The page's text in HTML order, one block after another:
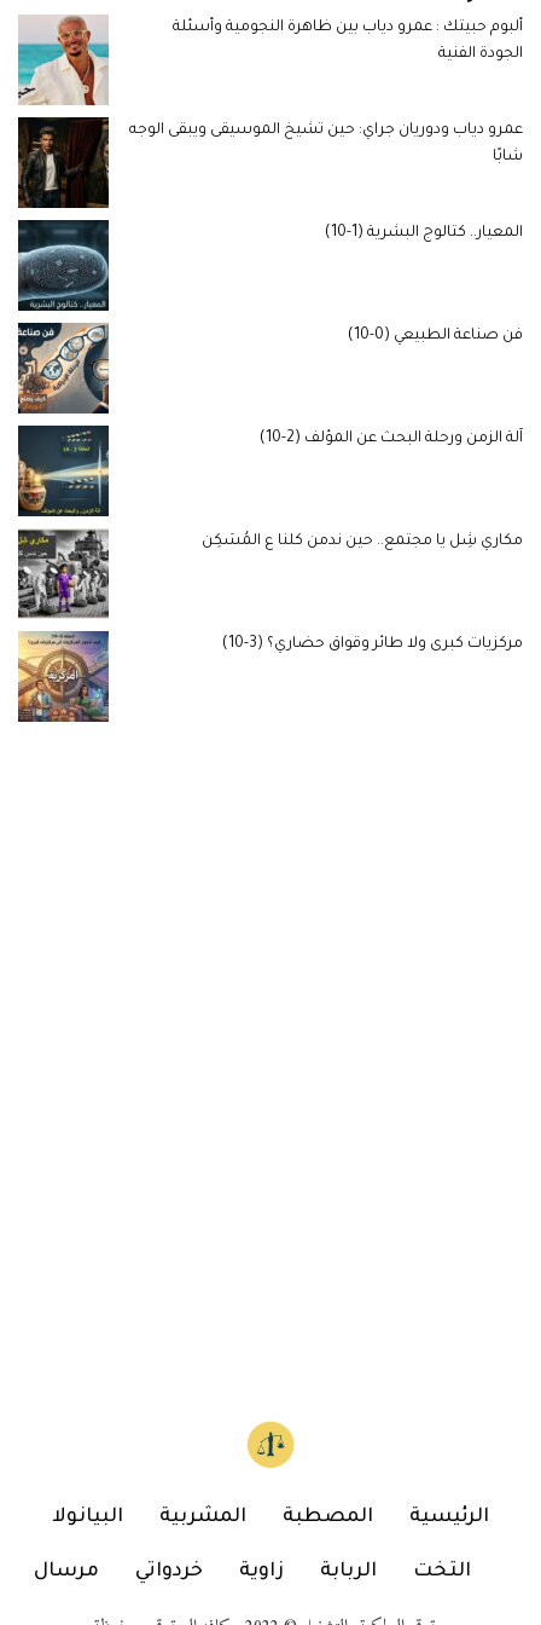
ألبوم حبيتك : عمرو دياب بين ظاهرة النجومية وأسئلة
الجودة الفنية
عمرو دياب ودوريان جراي: حين تشيخ الموسيقى ويبقى الوجه
شابًا
المعيار.. كتالوج البشرية (1-10)
فن صناعة الطبيعي (0-10)
آلة الزمن ورحلة البحث عن المؤلف (2-10)
مكاري شِل يا مجتمع.. حين ندمن كلنا ع المُسَكِن
مركزيات كبرى ولا طائر وقواق حضاري؟ (3-10)
الرئيسية المصطبة المشربية البيانولا
التخت الربابة زاوية خردواتي مرسال